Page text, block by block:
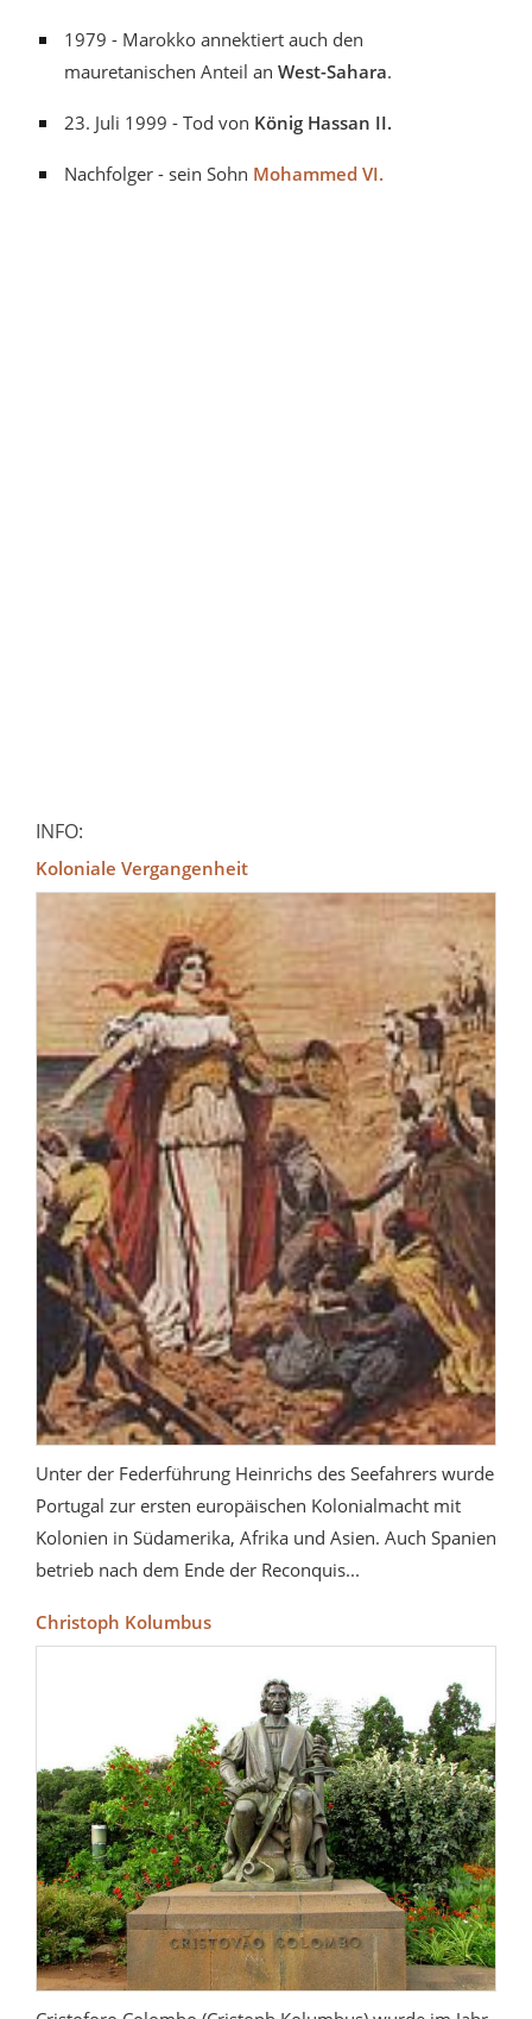
1979 - Marokko annektiert auch den
mauretanischen Anteil an West-Sahara.
23. Juli 1999 - Tod von König Hassan II.
Nachfolger - sein Sohn Mohammed VI.
INFO:
Koloniale Vergangenheit
Unter der Federführung Heinrichs des Seefahrers wurde
Portugal zur ersten europäischen Kolonialmacht mit
Kolonien in Südamerika, Afrika und Asien. Auch Spanien
betrieb nach dem Ende der Reconquis...
Christoph Kolumbus